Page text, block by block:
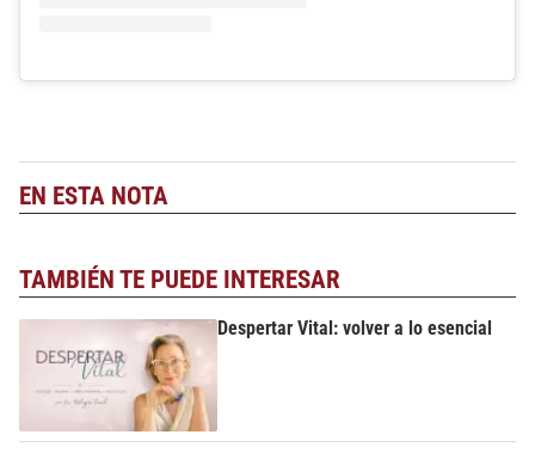
EN ESTA NOTA
TAMBIÉN TE PUEDE INTERESAR
Despertar Vital: volver a lo esencial